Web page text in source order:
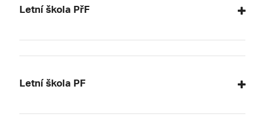
Letní škola PřF
Letní škola PF